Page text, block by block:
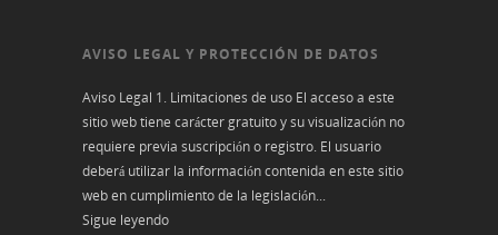
AVISO LEGAL Y PROTECCIÓN DE DATOS
Aviso Legal 1. Limitaciones de uso El acceso a este
sitio web tiene carácter gratuito y su visualización no
requiere previa suscripción o registro. El usuario
deberá utilizar la información contenida en este sitio
web en cumplimiento de la legislación...
Sigue leyendo